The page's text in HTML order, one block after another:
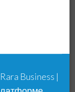
Rara Business |